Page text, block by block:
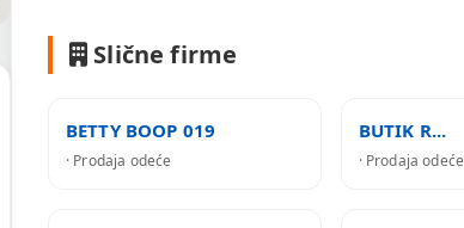
Slične firme
BETTY BOOP 019
· Prodaja odeće
BUTIK R...
· Prodaja odeće